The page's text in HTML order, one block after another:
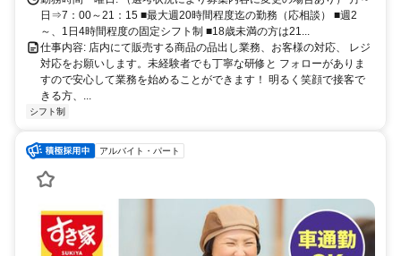
日⇒7：00～21：15 ■最大週20時間程度迄の勤務（応相談） ■週2
～、1日4時間程度の固定シフト制 ■18歳未満の方は21...
仕事内容: 店内にて販売する商品の品出し業務、お客様の対応、 レジ
対応をお願いします。未経験者でも丁寧な研修と フォローがありま
すので安心して業務を始めることができます！ 明るく笑顔で接客で
きる方、...
シフト制
アルバイト・パート